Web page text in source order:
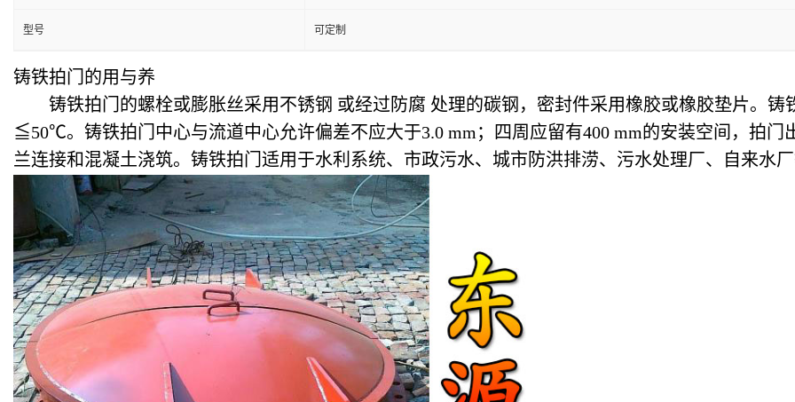
型号 可定制
铸铁拍门的用与养
铸铁拍门的螺栓或膨胀丝采用不锈钢 或经过 防腐 处理的碳钢，密封件采用橡胶或橡胶垫片。铸
≦50℃。铸铁拍门中心与流道中心允许偏差不应大于3.0 mm；四周应留有400 mm的安装空间，拍门
兰连接和混凝土浇筑。铸铁拍门适用于水利系统、市政污水、城市防洪排涝、污水处理厂、自来水厂